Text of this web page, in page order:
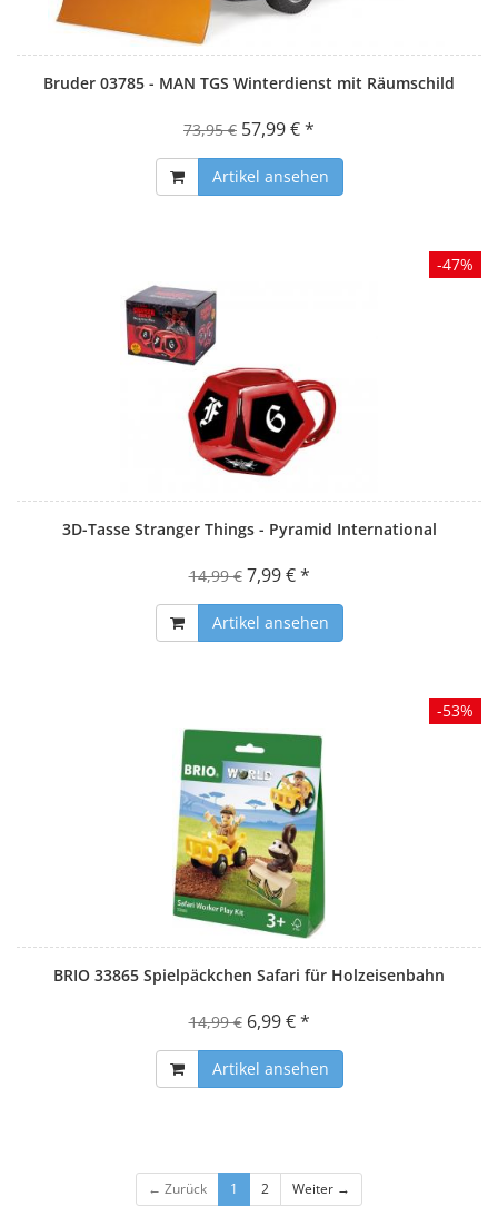
Bruder 03785 - MAN TGS Winterdienst mit Räumschild
73,95 € 57,99 € *
Artikel ansehen
3D-Tasse Stranger Things - Pyramid International
14,99 € 7,99 € *
Artikel ansehen
-47%
BRIO 33865 Spielpäckchen Safari für Holzeisenbahn
14,99 € 6,99 € *
Artikel ansehen
-53%
← Zurück 1 2 Weiter →